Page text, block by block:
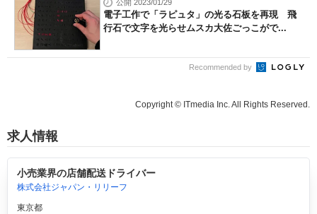
公開 2023/01/29
電子工作で「ラピュタ」の光る石板を再現 飛
行石で文字を光らせムスカ大佐ごっこがで...
Recommended by
Copyright © ITmedia Inc. All Rights Reserved.
求人情報
小売業界の店舗配送ドライバー
株式会社ジャパン・リリーフ
東京都